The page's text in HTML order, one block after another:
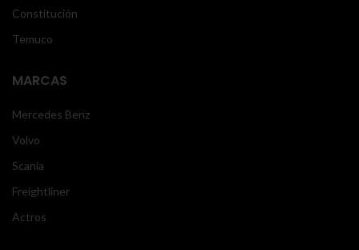
Constitución
Temuco
MARCAS
Mercedes Benz
Volvo
Scania
Freightliner
Actros